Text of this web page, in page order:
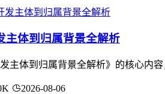
主体到归属背景全解析
主体到归属背景全解析》的核心内
2026-08-06